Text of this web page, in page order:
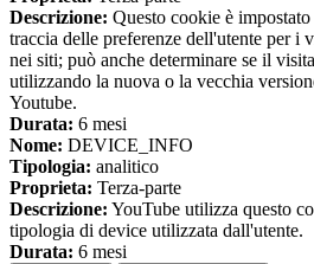
Descrizione: Questo cookie è
traccia delle preferenze dell'utente per i
nei siti; può anche determinare se il
utilizzando la nuova o la vecchia
Youtube.
Durata: 6 mesi
Nome: DEVICE_INFO
Tipologia: analitico
Proprieta: Terza-parte
Descrizione: YouTube utilizza questo
tipologia di device utilizzata dall'utente.
Durata: 6 mesi